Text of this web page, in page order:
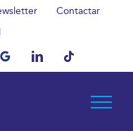
Contactar
MyBusinessLinkedInTiktok